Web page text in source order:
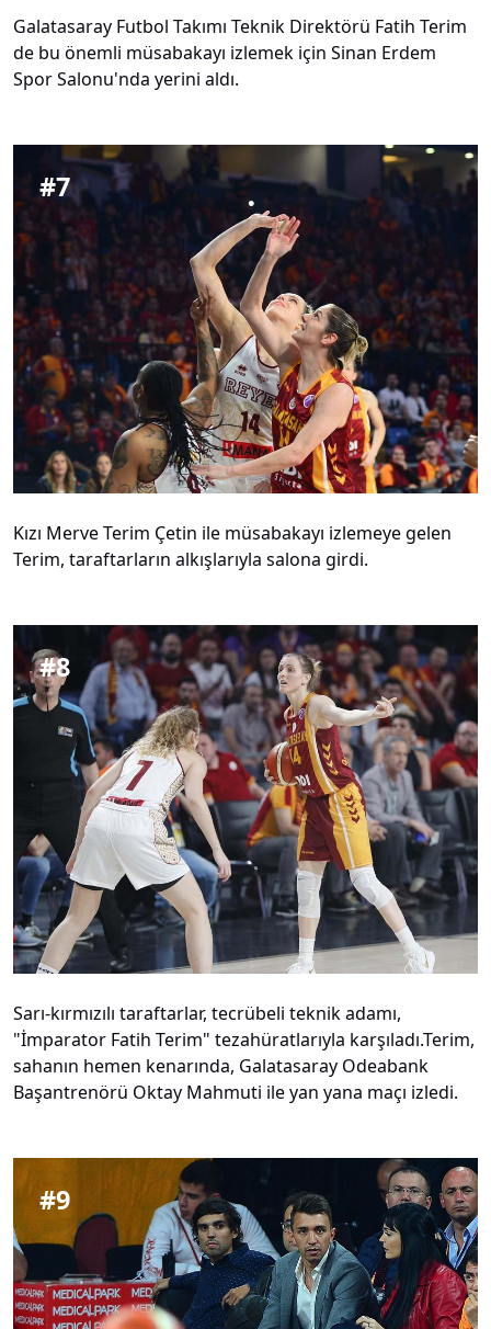
Galatasaray Futbol Takımı Teknik Direktörü Fatih Terim
de bu önemli müsabakayı izlemek için Sinan Erdem
Spor Salonu'nda yerini aldı.
#7
Kızı Merve Terim Çetin ile müsabakayı izlemeye gelen
Terim, taraftarların alkışlarıyla salona girdi.
#8
Sarı-kırmızılı taraftarlar, tecrübeli teknik adamı,
"İmparator Fatih Terim" tezahüratlarıyla karşıladı.Terim,
sahanın hemen kenarında, Galatasaray Odeabank
Başantrenörü Oktay Mahmuti ile yan yana maçı izledi.
#9